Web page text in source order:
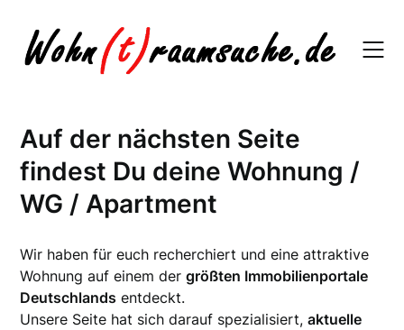
content
Auf der nächsten Seite
findest Du deine Wohnung /
WG / Apartment
Wir haben für euch recherchiert und eine attraktive
Wohnung auf einem dergrößten Immobilienportale
Deutschlands entdeckt.
Unsere Seite hat sich darauf spezialisiert,aktuelle